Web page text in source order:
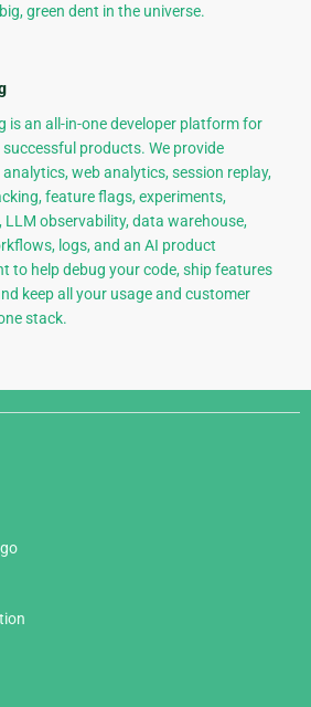
green dent in the universe.
is an all-in-one developer platform for
successful products. We provide
web analytics, session replay,
feature flags, experiments,
LLM observability, data warehouse,
logs, and an AI product
to help debug your code, ship features
keep all your usage and customer
stack.